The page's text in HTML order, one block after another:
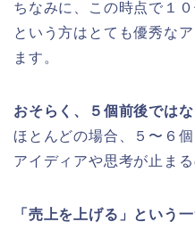
ちなみに、この時点で１
という方はとても優秀な
ます。
おそらく、５個前後では
ほとんどの場合、５〜６
アイディアや思考が止ま
「売上を上げる」という